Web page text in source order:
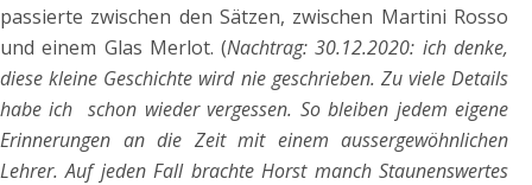
passierte zwischen den Sätzen, zwischen Martini Rosso
und einem Glas Merlot. (Nachtrag: 30.12.2020: ich denke,
diese kleine Geschichte wird nie geschrieben. Zu viele Details
habe ich schon wieder vergessen. So bleiben jedem eigene
Erinnerungen an die Zeit mit einem aussergewöhnlichen
Lehrer. Auf jeden Fall brachte Horst manch Staunenswertes